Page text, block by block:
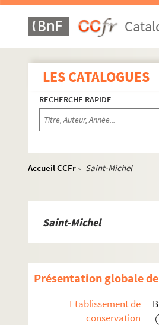
LES CATALOGUES
RECHERCHE RAPIDE
Accueil CCFr >
Saint-Michel
Saint-Michel
Présentation globale
Etablissement de
conservation
Neuilly-Saint-Front
Nogent-l'Artaud
Nouvion-le-Vineux
Nouvion-Vingré.
Oulchy-le-Château
Paars
Prémontré
Prouvais
Quincy.